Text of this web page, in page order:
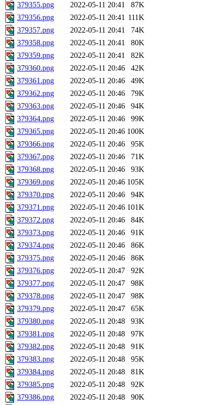
379355.png 2022-05-11 20:41
87K
379356.png
2022-05-11 20:41 111K
379357.png
2022-05-11 20:41
74K
379358.png
2022-05-11 20:41
80K
379359.png
2022-05-11 20:41
82K
379360.png
2022-05-11 20:46
42K
379361.png
2022-05-11 20:46
49K
379362.png
2022-05-11 20:46
79K
379363.png
2022-05-11 20:46
94K
379364.png
2022-05-11 20:46
99K
379365.png
2022-05-11 20:46 100K
379366.png
2022-05-11 20:46
95K
379367.png
2022-05-11 20:46
71K
379368.png
2022-05-11 20:46
93K
379369.png
2022-05-11 20:46 105K
379370.png
2022-05-11 20:46
94K
379371.png
2022-05-11 20:46 101K
379372.png
2022-05-11 20:46
84K
379373.png
2022-05-11 20:46
91K
379374.png
2022-05-11 20:46
86K
379375.png
2022-05-11 20:46
86K
379376.png
2022-05-11 20:47
92K
379377.png
2022-05-11 20:47
98K
379378.png
2022-05-11 20:47
98K
379379.png
2022-05-11 20:47
65K
379380.png
2022-05-11 20:48
93K
379381.png
2022-05-11 20:48
97K
379382.png
2022-05-11 20:48
91K
379383.png
2022-05-11 20:48
95K
379384.png
2022-05-11 20:48
81K
379385.png
2022-05-11 20:48
92K
379386.png
2022-05-11 20:48
90K